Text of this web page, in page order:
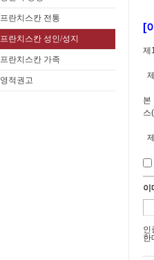
[
제
본
스
①
②
제
본
래
이
인
한
프란치스칸 전통
프란치스칸 성인/성지
프란치스칸 가족
영적권고